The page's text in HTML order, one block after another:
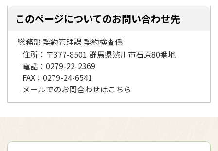
このページについてのお問い合わせ先
総務部 契約管理課 契約検査係
住所： 〒377-8501 群馬県渋川市石原80番地
電話： 0279-22-2369
FAX： 0279-24-6541
メールでのお問合わせはこちら